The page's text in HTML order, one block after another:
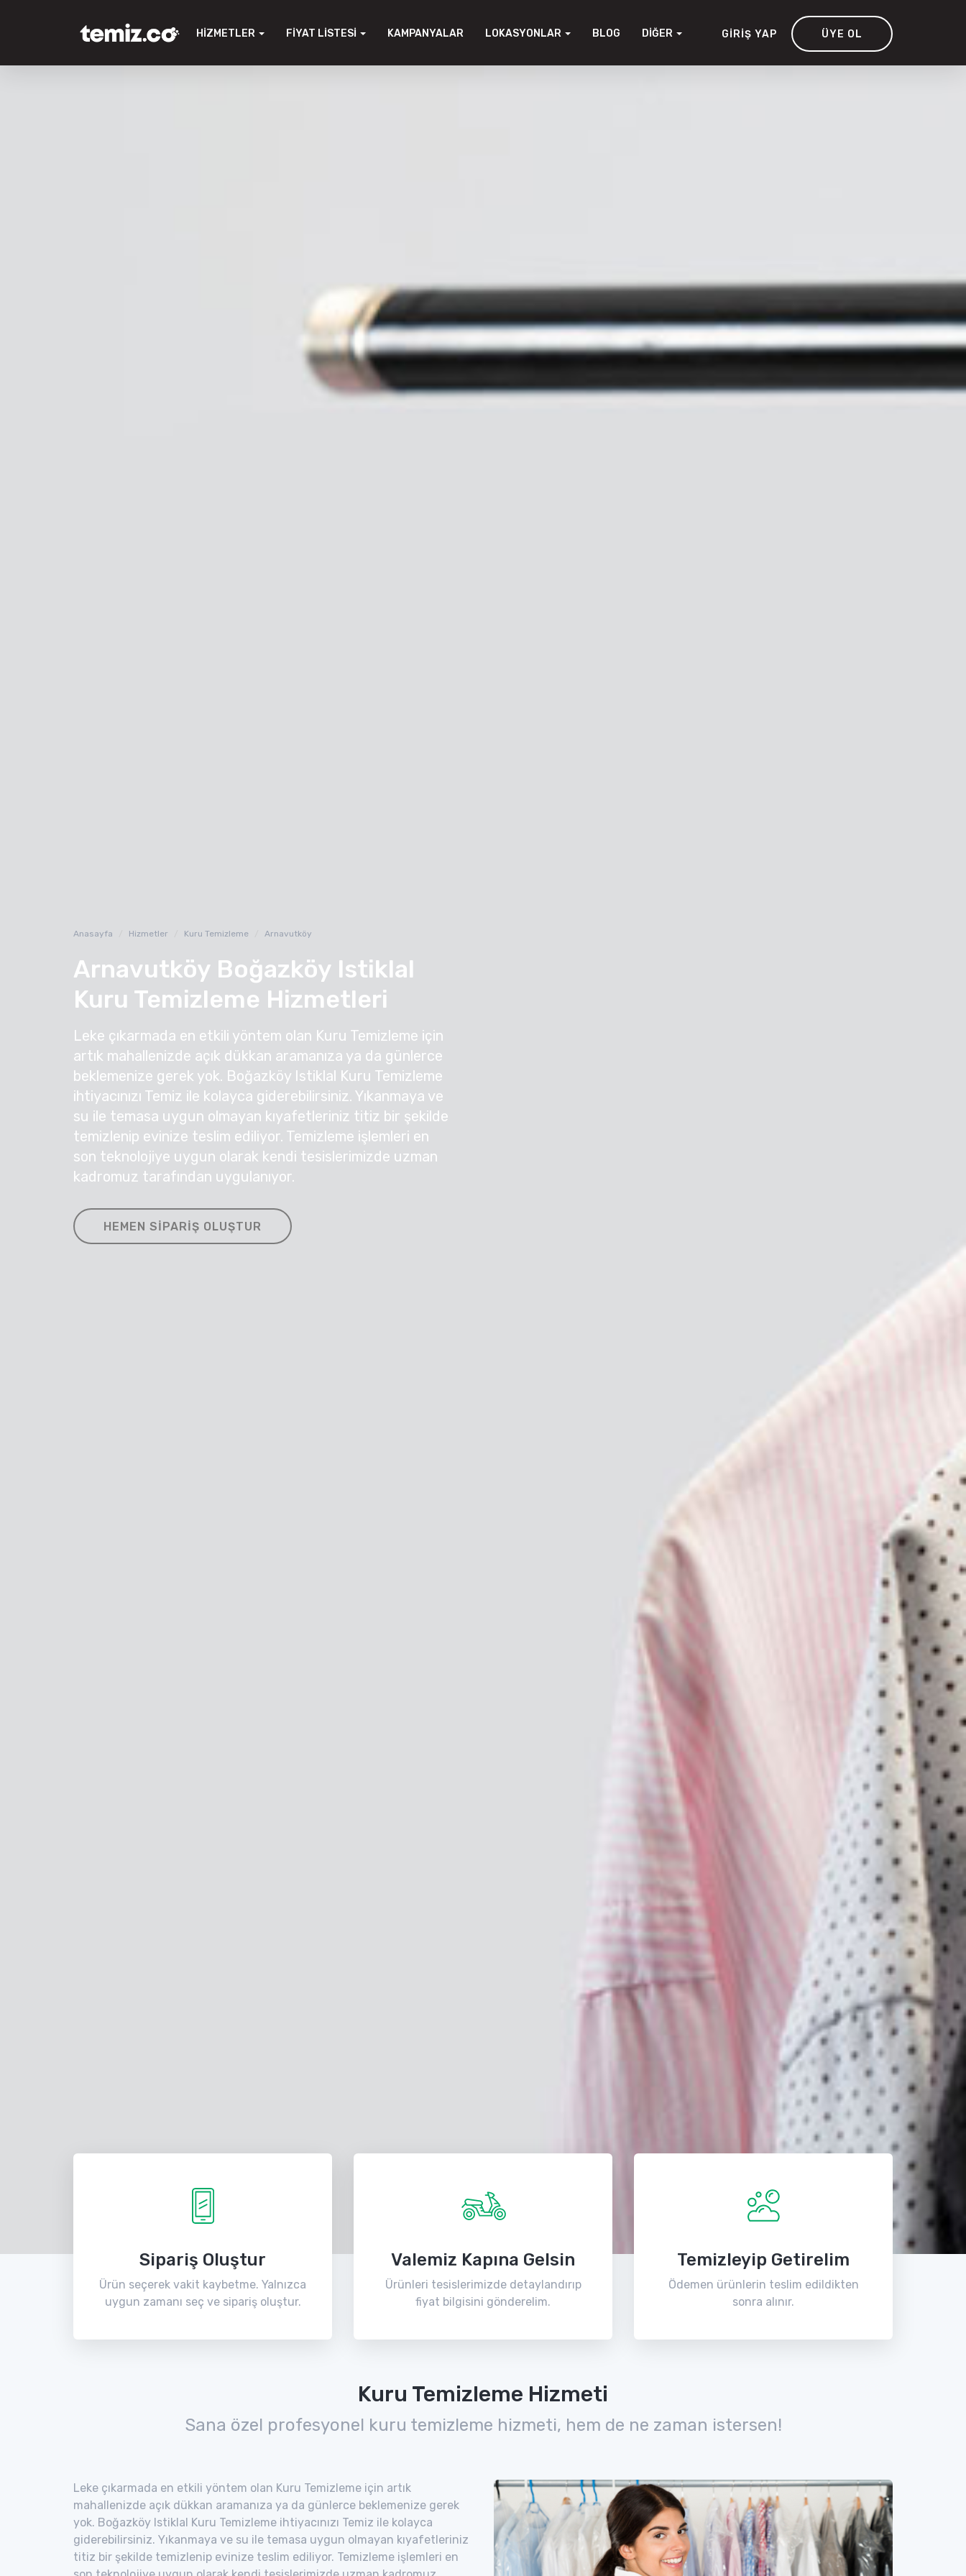
HIZMETLER FIYAT LISTESI KAMPANYALAR LOKASYONLAR BLOG DIĞER GIRIŞ YAP ÜYE OL
Anasayfa Hizmetler Kuru Temizleme Arnavutköy
Arnavutköy Boğazköy Istiklal
Kuru Temizleme Hizmetleri
Leke çıkarmada en etkili yöntem olan Kuru Temizleme için
artık mahallenizde açık dükkan aramanıza ya da günlerce
beklemenize gerek yok. Boğazköy Istiklal Kuru Temizleme
ihtiyacınızı Temiz ile kolayca giderebilirsiniz. Yıkanmaya ve
su ile temasa uygun olmayan kıyafetleriniz titiz bir şekilde
temizlenip evinize teslim ediliyor. Temizleme işlemleri en
son teknolojiye uygun olarak kendi tesislerimizde uzman
kadromuz tarafından uygulanıyor.
HEMEN SIPARIŞ OLUŞTUR
Sipariş Oluştur
Ürün seçerek vakit kaybetme. Yalnızca
uygun zamanı seç ve sipariş oluştur.
Valemiz Kapına Gelsin
Ürünleri tesislerimizde detaylandırıp
fiyat bilgisini gönderelim.
Temizleyip Getirelim
Ödemen ürünlerin teslim edildikten
sonra alınır.
Kuru Temizleme Hizmeti
Sana özel profesyonel kuru temizleme hizmeti, hem de ne zaman istersen!
Leke çıkarmada en etkili yöntem olan Kuru Temizleme için artık
mahallenizde açık dükkan aramanıza ya da günlerce beklemenize gerek
yok. Boğazköy Istiklal Kuru Temizleme ihtiyacınızı Temiz ile kolayca
giderebilirsiniz. Yıkanmaya ve su ile temasa uygun olmayan kıyafetleriniz
titiz bir şekilde temizlenip evinize teslim ediliyor. Temizleme işlemleri en